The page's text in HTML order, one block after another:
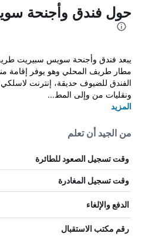
حول فندق وأجنحة
مطار طريف المحلي وهو يوفر إقامة
الفندق للضيوف حديقة، إنترنت
ونقليات من وإلى المط...
المزيد
من الجيد أن تعلم
وقت تسجيل الصعود للطائرة
وقت تسجيل المغادرة
الدفع والإلغاء
رقم مكتب الاستقبال